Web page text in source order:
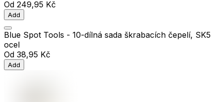
Od 249,95 Kč
Add
Blue Spot Tools - 10-dílná sada škrabacích čepelí, SK5
ocel
Od 38,95 Kč
Add